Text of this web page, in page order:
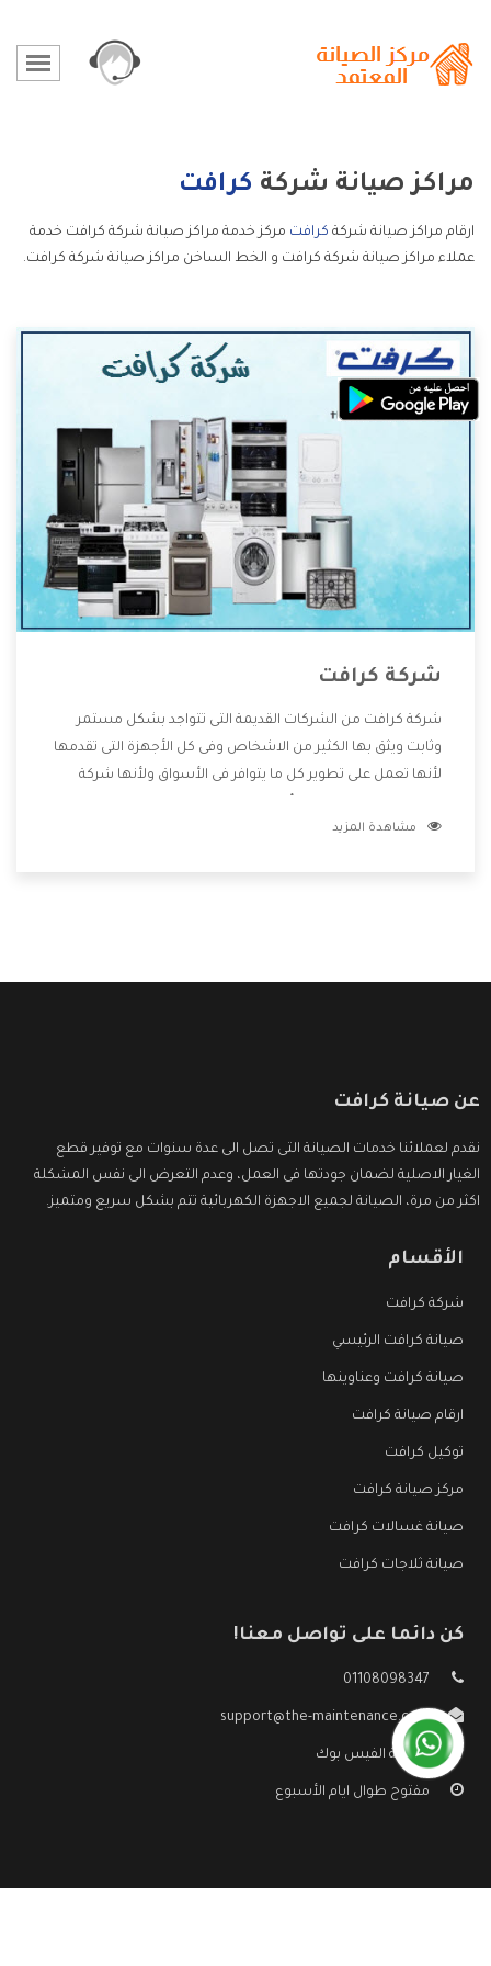
مراكز صيانة شركة كرافت
ارقام مراكز صيانة شركة كرافت مركز خدمة مراكز صيانة شركة كرافت خدمة
عملاء مراكز صيانة شركة كرافت و الخط الساخن مراكز صيانة شركة كرافت.
شركة كرافت
شركة كرافت من الشركات القديمة التى تتواجد بشكل مستمر
وثابت ويثق بها الكثير من الاشخاص وفى كل الأجهزة التى تقدمها
لأنها تعمل على تطوير كل ما يتوافر فى الأسواق ولأنها شركة
وتقدم للعملاء أقوى العروض والخصومات التى تسهل على
مشاهدة المزيد
عن صيانة كرافت
نقدم لعملائنا خدمات الصيانة التى تصل الى عدة سنوات مع توفير قطع
الغيار الاصلية لضمان جودتها فى العمل، وعدم التعرض الى نفس المشكلة
اكثر من مرة، الصيانة لجميع الاجهزة الكهربائية تتم بشكل سريع ومتميز.
الأقسام
شركة كرافت
صيانة كرافت الرئيسي
صيانة كرافت وعناوينها
ارقام صيانة كرافت
توكيل كرافت
مركز صيانة كرافت
صيانة غسالات كرافت
صيانة ثلاجات كرافت
كن دائما على تواصل معنا!
01108098347
support@the-maintenance.com
صفحة الفيس بوك
مفتوح طوال ايام الأسبوع